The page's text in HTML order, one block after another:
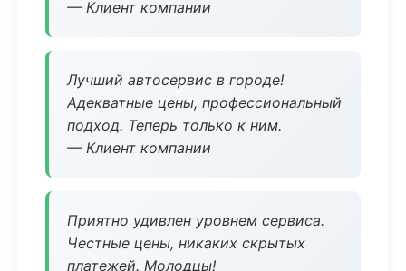
— Клиент компании
Лучший автосервис в городе!
Адекватные цены, профессиональный
подход. Теперь только к ним.
— Клиент компании
Приятно удивлен уровнем сервиса.
Честные цены, никаких скрытых
платежей. Молодцы!